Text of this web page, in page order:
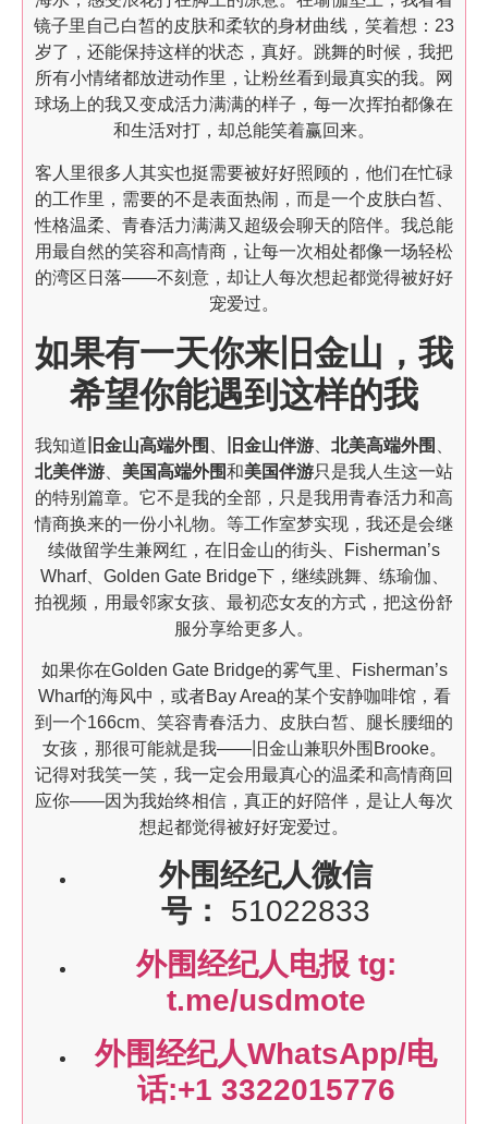
镜子里自己白皙的皮肤和柔软的身材曲线，笑着想：23
岁了，还能保持这样的状态，真好。跳舞的时候，我把
所有小情绪都放进动作里，让粉丝看到最真实的我。网
球场上的我又变成活力满满的样子，每一次挥拍都像在
和生活对打，却总能笑着赢回来。
客人里很多人其实也挺需要被好好照顾的，他们在忙碌
的工作里，需要的不是表面热闹，而是一个皮肤白皙、
性格温柔、青春活力满满又超级会聊天的陪伴。我总能
用最自然的笑容和高情商，让每一次相处都像一场轻松
的湾区日落——不刻意，却让人每次想起都觉得被好好
宠爱过。
如果有一天你来旧金山，我
希望你能遇到这样的我
我知道 旧金山高端外围 旧金山伴游 北美高端外围
北美伴游
美国高端外围和美国伴游只是我人生这一站
的特别篇章。它不是我的全部，只是我用青春活力和高
情商换来的一份小礼物。等工作室梦实现，我还是会继
续做留学生兼网红，在旧金山的街头、Fisherman’s
Wharf、Golden Gate Bridge下，继续跳舞、练瑜伽、
拍视频，用最邻家女孩、最初恋女友的方式，把这份舒
服分享给更多人。
如果你在Golden Gate Bridge的雾气里、Fisherman’s
Wharf的海风中，或者Bay Area的某个安静咖啡馆，看
到一个166cm、笑容青春活力、皮肤白皙、腿长腰细的
女孩，那很可能就是我——旧金山兼职外围Brooke。
记得对我笑一笑，我一定会用最真心的温柔和高情商回
应你——因为我始终相信，真正的好陪伴，是让人每次
想起都觉得被好好宠爱过。
外围经纪人微信
号：
51022833
外围经纪人电报 tg:
t.me/usdmote
外围经纪人WhatsApp/电
话:+1 3322015776